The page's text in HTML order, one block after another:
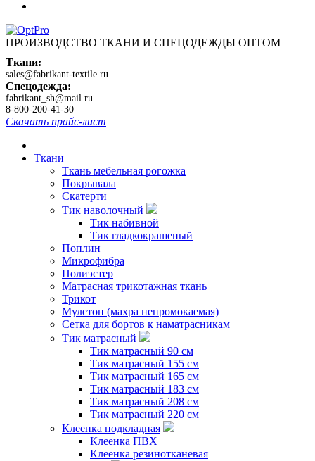
ПРОИЗВОДСТВО ТКАНИ И СПЕЦОДЕЖДЫ ОПТОМ
Ткани:
sales@fabrikant-textile.ru
Спецодежда:
fabrikant_sh@mail.ru
8-800-200-41-30
Скачать прайс-лист
Ткани
Ткань мебельная рогожка
Покрывала
Скатерти
Тик наволочный
Тик набивной
Тик гладкокрашеный
Поплин
Микрофибра
Полиэстер
Матрасная трикотажная ткань
Трикот
Мулетон (махра непромокаемая)
Сетка для бортов к наматрасникам
Тик матрасный
Тик матрасный 90 см
Тик матрасный 155 см
Тик матрасный 165 см
Тик матрасный 183 см
Тик матрасный 208 см
Тик матрасный 220 см
Клеенка подкладная
Клеенка ПВХ
Клеенка резинотканевая